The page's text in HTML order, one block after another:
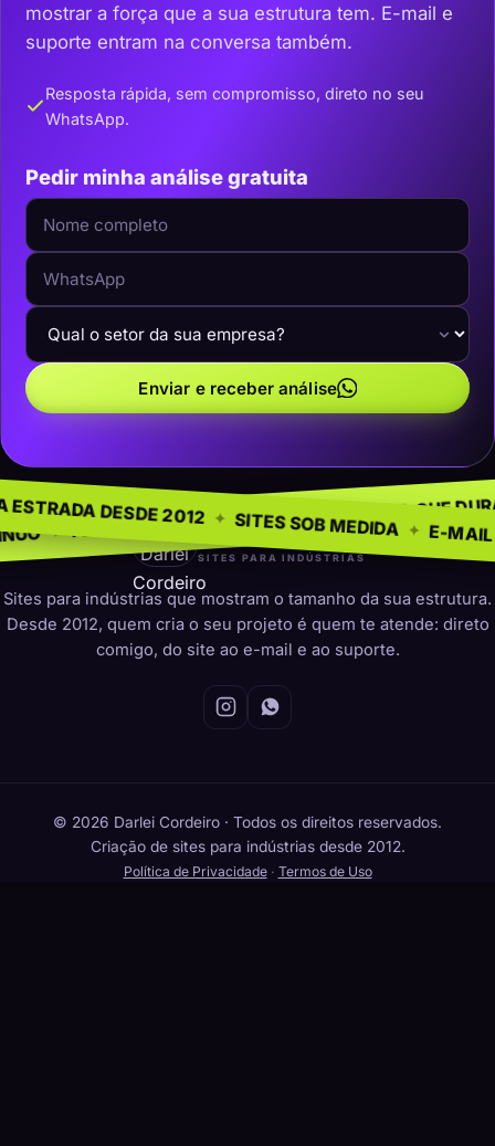
mostrar a força que a sua estrutura tem. E-mail e
suporte entram na conversa também.
Resposta rápida, sem compromisso, direto no seu
WhatsApp.
Pedir minha análise gratuita
Enviar e receber análise
INDÚSTRIAS ✦ PRESENÇA QUE DURA SEM
✦ NA ESTRADA DESDE 2012 ✦ SITES SOB
darleicordeiro
SITES PARA INDÚSTRIAS
Sites para indústrias que mostram o tamanho da sua estrutura.
Desde 2012, quem cria o seu projeto é quem te atende: direto
comigo, do site ao e-mail e ao suporte.
© 2026 Darlei Cordeiro · Todos os direitos reservados.
Criação de sites para indústrias desde 2012.
Política de Privacidade· Termos de Uso